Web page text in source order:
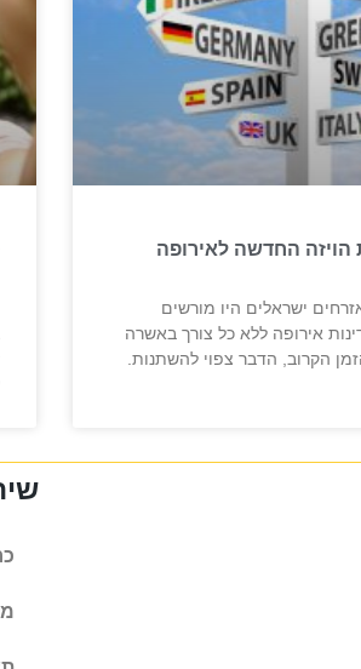
לסוף שנת 2022, אזרחים ישראלים היו מורשים
אירופה ללא כל צורך באשרה
הקרוב, הדבר צפוי להשתנות.